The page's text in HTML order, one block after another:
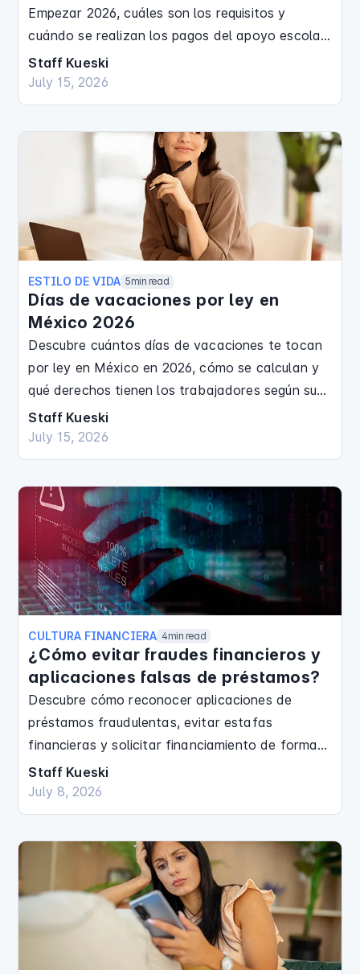
Empezar 2026, cuáles son los requisitos y
cuándo se realizan los pagos del apoyo escolar
en CDMX.
Staff Kueski
July 15, 2026
Finanzas Personales
ESTILO DE VIDA 5min read
Días de vacaciones por ley en
México 2026
Descubre cuántos días de vacaciones te tocan
por ley en México en 2026, cómo se calculan y
qué derechos tienen los trabajadores según su
antigüedad.
Staff Kueski
July 15, 2026
Finanzas Personales
CULTURA FINANCIERA 4min read
¿Cómo evitar fraudes financieros y
aplicaciones falsas de préstamos?
Descubre cómo reconocer aplicaciones de
préstamos fraudulentas, evitar estafas
financieras y solicitar financiamiento de forma
más segura.
Staff Kueski
July 8, 2026
Finanzas Personales